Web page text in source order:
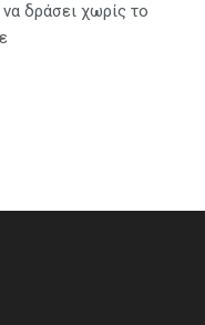
δράσει χωρίς το